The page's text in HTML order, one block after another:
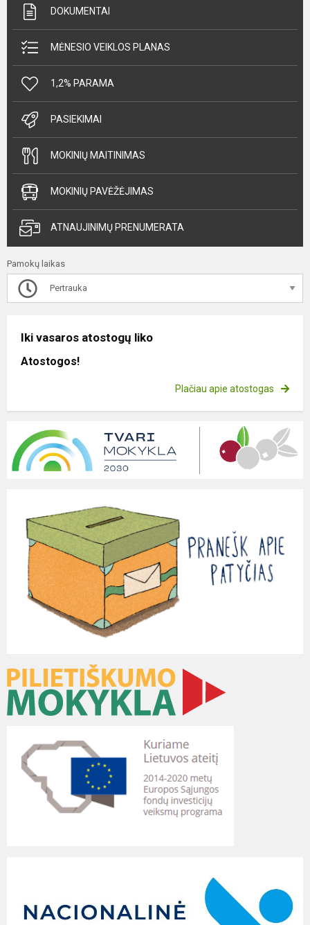
DOKUMENTAI
MĖNESIO VEIKLOS PLANAS
1,2% PARAMA
PASIEKIMAI
MOKINIŲ MAITINIMAS
MOKINIŲ PAVĖŽĖJIMAS
ATNAUJINIMŲ PRENUMERATA
Pamokų laikas
Pertrauka
Iki vasaros atostogų liko
Atostogos!
Plačiau apie atostogas